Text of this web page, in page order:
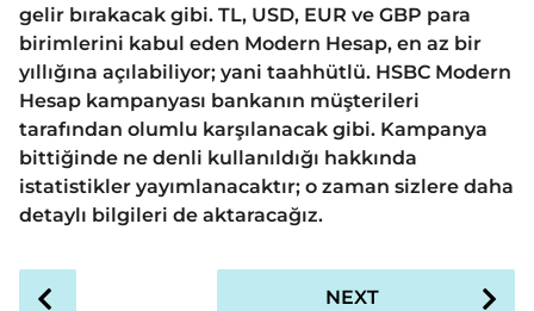
gelir bırakacak gibi. TL, USD, EUR ve GBP para
birimlerini kabul eden Modern Hesap, en az bir
yıllığına açılabiliyor; yani taahhütlü. HSBC Modern
Hesap kampanyası bankanın müşterileri
tarafından olumlu karşılanacak gibi. Kampanya
bittiğinde ne denli kullanıldığı hakkında
istatistikler yayımlanacaktır; o zaman sizlere daha
detaylı bilgileri de aktaracağız.
NEXT